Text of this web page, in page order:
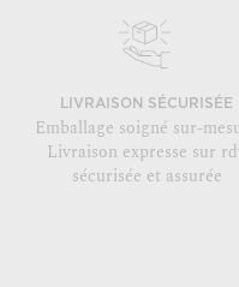
LIVRAISON SÉCURISÉE
Emballage soigné sur-
Livraison expresse sur
sécurisée et assurée